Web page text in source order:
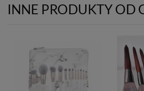
INNE PRODUKTY OD